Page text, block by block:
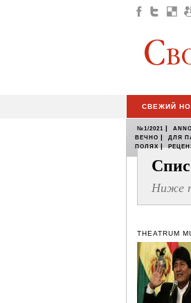
СВЕЖИЙ
№1/2021 |
ВЕЧНО | ДЛЯ
ПОЛЯХ |
Ниже
THEATRUM